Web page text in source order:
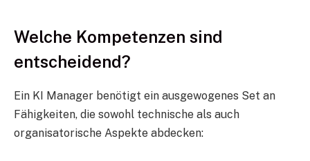
Welche Kompetenzen sind
entscheidend?
Ein KI Manager benötigt ein ausgewogenes Set an
Fähigkeiten, die sowohl technische als auch
organisatorische Aspekte abdecken: